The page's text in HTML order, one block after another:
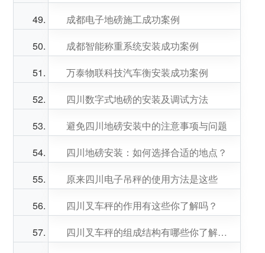
成都电子地磅施工成功案例
成都智能称重系统安装成功案例
万泰物联科技汽车衡安装成功案例
四川数字式地磅的安装及调试方法
避免四川地磅安装中的注意事项与问题
四川地磅安装：如何选择合适的地点？
原来四川电子吊秤的使用方法是这些
四川叉车秤的作用有这些你了解吗？
四川叉车秤的组成结构有哪些你了解吗？